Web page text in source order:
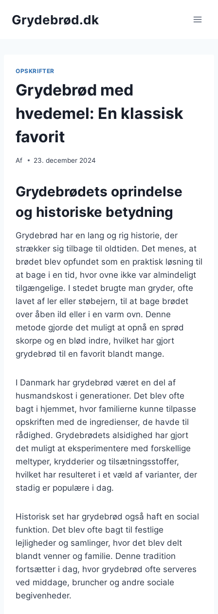
Grydebrød.dk
OPSKRIFTER
Grydebrød med
hvedemel: En klassisk
favorit
Af 23. december 2024
Grydebrødets oprindelse
og historiske betydning
Grydebrød har en lang og rig historie, der
strækker sig tilbage til oldtiden. Det menes, at
brødet blev opfundet som en praktisk løsning til
at bage i en tid, hvor ovne ikke var almindeligt
tilgængelige. I stedet brugte man gryder, ofte
lavet af ler eller støbejern, til at bage brødet
over åben ild eller i en varm ovn. Denne
metode gjorde det muligt at opnå en sprød
skorpe og en blød indre, hvilket har gjort
grydebrød til en favorit blandt mange.
I Danmark har grydebrød været en del af
husmandskost i generationer. Det blev ofte
bagt i hjemmet, hvor familierne kunne tilpasse
opskriften med de ingredienser, de havde til
rådighed. Grydebrødets alsidighed har gjort
det muligt at eksperimentere med forskellige
meltyper, krydderier og tilsætningsstoffer,
hvilket har resulteret i et væld af varianter, der
stadig er populære i dag.
Historisk set har grydebrød også haft en social
funktion. Det blev ofte bagt til festlige
lejligheder og samlinger, hvor det blev delt
blandt venner og familie. Denne tradition
fortsætter i dag, hvor grydebrød ofte serveres
ved middage, bruncher og andre sociale
begivenheder.